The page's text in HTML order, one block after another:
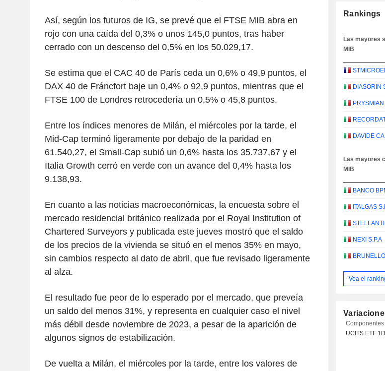
Así, según los futuros de IG, se prevé que el FTSE MIB abra en
rojo con una caída del 0,3% o unos 145,0 puntos, tras haber
cerrado con un descenso del 0,5% en los 50.029,17.
Se estima que el CAC 40 de París ceda un 0,6% o 49,9 puntos, el
DAX 40 de Fráncfort baje un 0,4% o 92,9 puntos, mientras que el
FTSE 100 de Londres retrocedería un 0,5% o 45,8 puntos.
Entre los índices menores de Milán, el miércoles por la tarde, el
Mid-Cap terminó ligeramente por debajo de la paridad en
61.540,27, el Small-Cap subió un 0,6% hasta los 35.737,67 y el
Italia Growth cerró en verde con un avance del 0,4% hasta los
9.138,93.
En cuanto a las noticias macroeconómicas, la encuesta sobre el
mercado residencial británico realizada por el Royal Institution of
Chartered Surveyors y publicada este jueves mostró que el saldo
de los precios de la vivienda se situó en el menos 35% en mayo,
sin cambios respecto al dato de abril, que fue revisado ligeramente
al alza.
El resultado fue peor de lo esperado por el mercado, que preveía
un saldo del menos 31%, y representa en cualquier caso el nivel
más débil desde noviembre de 2023, a pesar de la aparición de
algunos signos de estabilización.
De vuelta a Milán, el miércoles por la tarde, entre los valores de
Rankings
Las mayores
MIB
DIASORIN
PRYSMIAN
Las mayores
MIB
BANCO
ITALGAS
NEXI S.P.A
Vea el
UCITS ETF